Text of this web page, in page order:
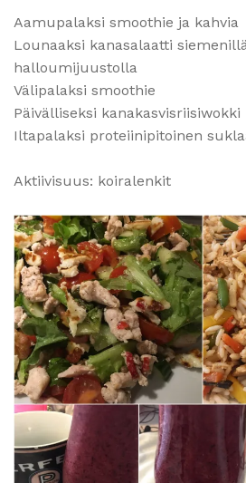
Aamupalaksi smoothie ja kahvia
Lounaaksi kanasalaatti
halloumijuustolla
Välipalaksi smoothie
Päivälliseksi kanakasvisriisiwokki
Iltapalaksi proteiinipitoinen
Aktiivisuus: koiralenkit